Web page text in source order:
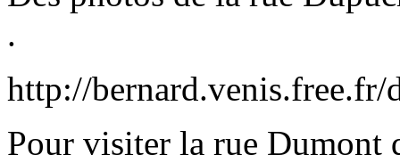
.
http://bernard.venis.free.fr/
Pour visiter la rue Dumont